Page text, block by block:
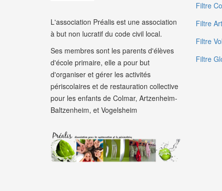
L'association Préalis est une association
à but non lucratif du code civil local.
Ses membres sont les parents d'élèves
d'école primaire, elle a pour but
d'organiser et gérer les activités
périscolaires et de restauration collective
pour les enfants de Colmar, Artzenheim-
Baltzenheim, et Vogelsheim
Filtre
Filtre
Filtre
Filtre